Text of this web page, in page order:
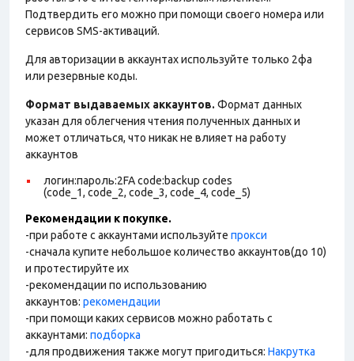
Подтвердить его можно при помощи своего номера или
сервисов SMS-активаций.
Для авторизации в аккаунтах используйте только 2фа
или резервные коды.
Формат выдаваемых аккаунтов. Формат данных
указан для облегчения чтения полученных данных и
может отличаться, что никак не влияет на работу
аккаунтов
логин:пароль:2FA code:backup codes
(code_1, code_2, code_3, code_4, code_5)
Рекомендации к покупке.
-при работе с аккаунтами используйте прокси
-сначала купите небольшое количество аккаунтов(до 10)
и протестируйте их
-рекомендации по использованию
аккаунтов: рекомендации
-при помощи каких сервисов можно работать с
аккаунтами: подборка
-для продвижения также могут пригодиться: Накрутка